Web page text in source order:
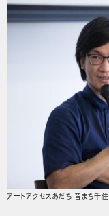
アートアクセスあだち 音まち千